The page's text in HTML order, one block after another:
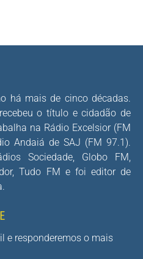
há mais de cinco décadas.
o título e cidadão de
na Rádio Excelsior (FM
Andaiá de SAJ (FM 97.1).
Sociedade, Globo FM,
Tudo FM e foi editor de
e responderemos o mais